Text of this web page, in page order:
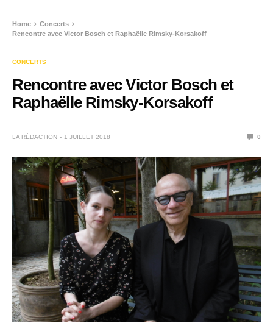
Home
Concerts
Rencontre avec Victor Bosch et Raphaëlle Rimsky-Korsakoff
CONCERTS
Rencontre avec Victor Bosch et
Raphaëlle Rimsky-Korsakoff
LA RÉDACTION 1 JUILLET 2018 0